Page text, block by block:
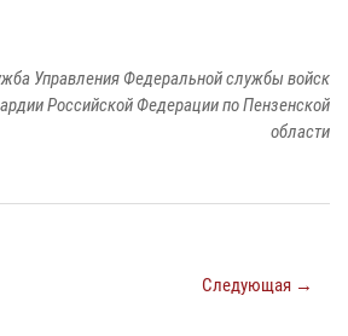
Управления Федеральной службы войск
Российской Федерации по Пензенской
области
Следующая →